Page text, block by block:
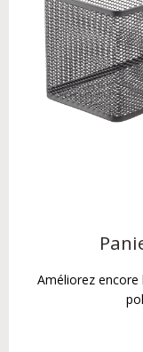
Améliorez